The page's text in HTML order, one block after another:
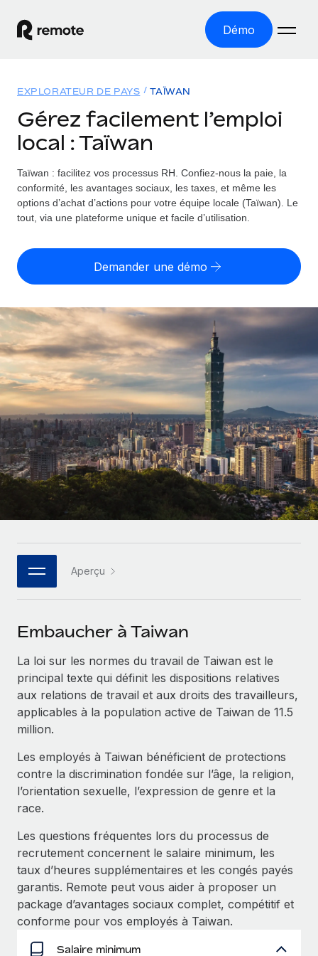
Démo
EMPLOI À L’INTERNATIONAL
Paie multipays
Gérez la paie facilement et en toute conformité
Employer of record
entités
Gestion des freelances
Intégrez et gérez vos freelances partout dans le monde
PEO
Sous-traitez les opérations complexes liées à l’emploi
INFRASTRUCTURE
Intégration Remote
Intégrez vos RH aux flux de travail en toute simplicité
Plateforme
Des fonctions RH clés intégrées pour votre équipe
Connectez n'importe quel outil d’IA à Remote grâce à
notre MCP
Rationalisez vos processus avec des outils essentiels
SERVICES
Demandez aux experts
Recevez des conseils d’experts sur les RH à
l’international et la conformité
Contrôles d’antécédents
Simplifiez vos processus de présélection des
Remote Watchtower
Gardez un temps d’avance sur les risques en
matière de conformité
Gestion des appareils
Achetez et suivez vos équipements informatiques
Solutions
COUVERTURE MONDIALE
Explorateur de pays
Toutes les informations sur l’emploi à l’international,
Explorateur des États-Unis (par État)
Simplifiez l’embauche à travers les différents États des
Comparer Remote
Examinez notre service par rapport aux autres
CROISSANCE
Start-ups
Des solutions agiles et internationales pour les RH et la
paie des entreprises en pleine croissance
Entreprises intermédiaires
Développez vos équipes avec des solutions RH sur
mesure
Entreprise
Les RH à l’international pour les grandes entreprises
Partenaires stratégiques de la tech
Devenir partenaire
Explorez avec nous vos opportunités de partenariat
Remote Build
l’IA
ÉTUDES DE CAS
Ressources
OUTILS & CALCULATEURS
Évaluez le risque de requalification de contrat par pays
Calculez le coût total des employés dans n’importe quel
pays
Calculateur de paiement des freelances
Découvrez les devises disponibles et les vitesses de
paiement pour vos freelances internationaux
APPRENDRE AVEC REMOTE
Recherche et guides
Études de cas
Checklists et modèles
Descriptions de postes
Salle de presse
Données sur les salaires et les talents
Centre de ressources
Obtenir de l’aide
Voir toutes les ressources
BLOG
Paie multipays
EOR et PEO
Gestion des freelances
Taxes
Tarification
English
Nederlands
Français
Deutsch
Español
Italiano
Português (Portugal)
日本語
한국어
Connexion
EXPLORATEUR DE PAYS TAÏWAN
Gérez facilement l’emploi
local : Taïwan
Taïwan : facilitez vos processus RH. Confiez-nous la paie, la
conformité, les avantages sociaux, les taxes, et même les
options d’achat d’actions pour votre équipe locale (Taïwan). Le
tout, via une plateforme unique et facile d’utilisation.
Demander une démo
Aperçu
Embaucher à Taiwan
La loi sur les normes du travail de Taiwan est le
principal texte qui définit les dispositions relatives
aux relations de travail et aux droits des travailleurs,
applicables à la population active de Taiwan de 11.5
million.
Les employés à Taiwan bénéficient de protections
contre la discrimination fondée sur l’âge, la religion,
l’orientation sexuelle, l’expression de genre et la
race.
Les questions fréquentes lors du processus de
recrutement concernent le salaire minimum, les
taux d’heures supplémentaires et les congés payés
garantis. Remote peut vous aider à proposer un
package d’avantages sociaux complet, compétitif et
conforme pour vos employés à Taiwan.
Salaire minimum